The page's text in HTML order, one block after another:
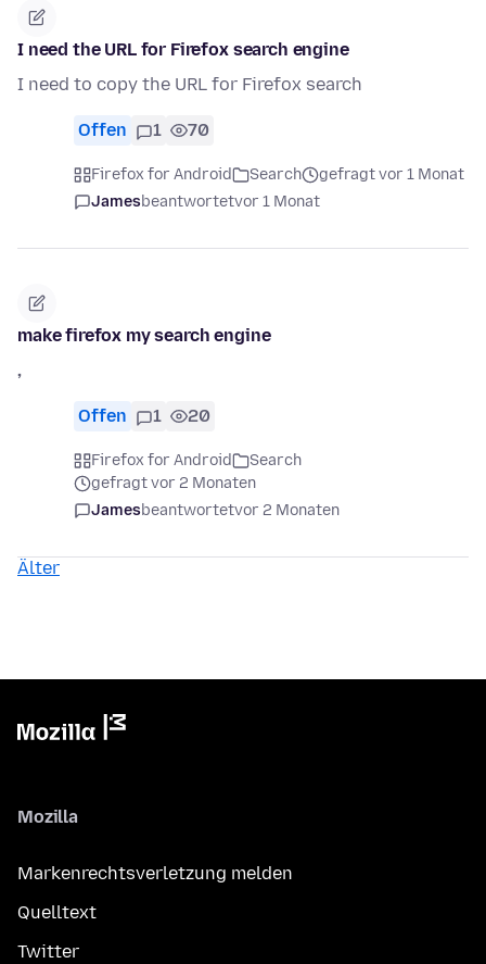
I need the URL for Firefox search engine
I need to copy the URL for Firefox search
Offen 1 70
Firefox for Android Search
gefragt vor 1 Monat
Jamesbeantwortetvor 1 Monat
make firefox my search engine
,
Offen 1 20
Firefox for Android
Search
gefragt vor 2 Monaten
Jamesbeantwortetvor 2 Monaten
Älter
Mozilla
Markenrechtsverletzung melden
Quelltext
Twitter